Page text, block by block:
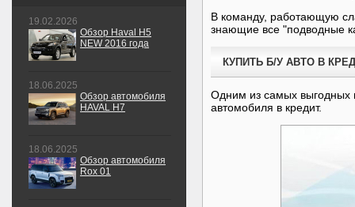
В команду, работающую
знающие все "подводные
КУПИТЬ Б/У АВТО В
Одним из самых выгодных
автомобиля в кредит.
19.02.2026
Обзор Haval H5
NEW 2016 года
18.06.2025
Обзор автомобиля
HAVAL H7
18.06.2025
Обзор автомобиля
Rox 01